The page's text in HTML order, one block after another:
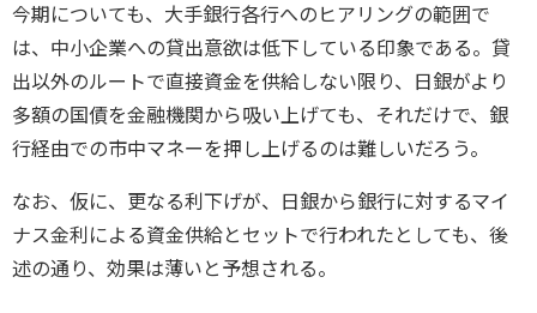
今期についても、大手銀行各行へのヒアリングの範囲で
は、中小企業への貸出意欲は低下している印象である。貸
出以外のルートで直接資金を供給しない限り、日銀がより
多額の国債を金融機関から吸い上げても、それだけで、銀
行経由での市中マネーを押し上げるのは難しいだろう。
なお、仮に、更なる利下げが、日銀から銀行に対するマイ
ナス金利による資金供給とセットで行われたとしても、後
述の通り、効果は薄いと予想される。